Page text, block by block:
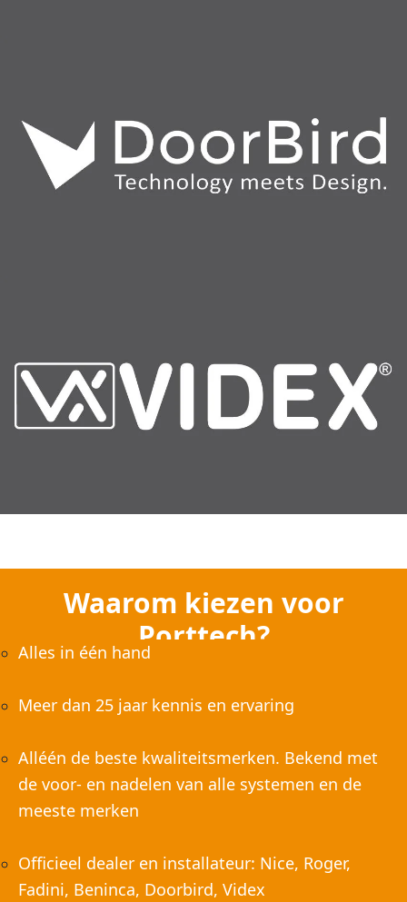
Waarom kiezen voor
Porttech?
Alles in één hand
Meer dan 25 jaar kennis en ervaring
Alléén de beste kwaliteitsmerken. Bekend met
de voor- en nadelen van alle systemen en de
meeste merken
Officieel dealer en installateur: Nice, Roger,
Fadini, Beninca, Doorbird, Videx